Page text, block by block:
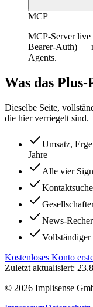
MCP
MCP-Server live
Bearer-Auth) —
Agents.
Was das
Dieselbe Seite,
die hier verriegelt sind.
Umsatz,
Jahre
Alle vier
News-
Vollständiger
Kostenloses Konto
Zuletzt aktualisiert:
© 2026 Implisense